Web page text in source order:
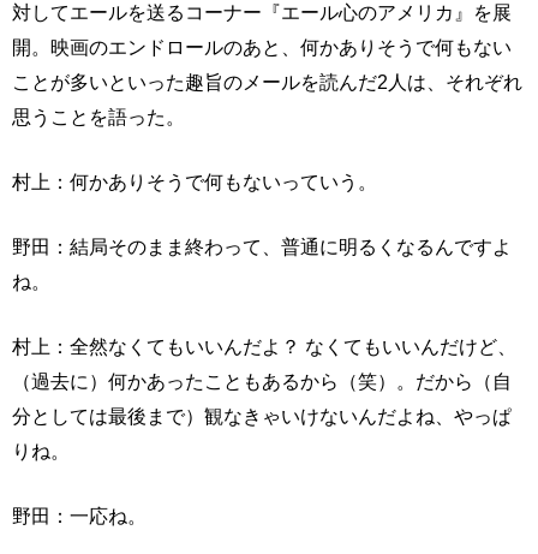
対してエールを送るコーナー『エール心のアメリカ』を展
開。映画のエンドロールのあと、何かありそうで何もない
ことが多いといった趣旨のメールを読んだ2人は、それぞれ
思うことを語った。
村上：何かありそうで何もないっていう。
野田：結局そのまま終わって、普通に明るくなるんですよ
ね。
村上：全然なくてもいいんだよ？ なくてもいいんだけど、
（過去に）何かあったこともあるから（笑）。だから（自
分としては最後まで）観なきゃいけないんだよね、やっぱ
りね。
野田：一応ね。